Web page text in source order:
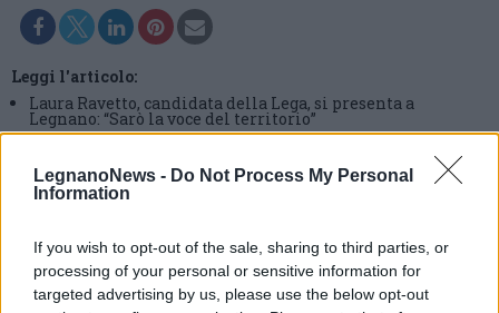
LegnanoNews - Do Not Process My Personal
Information
If you wish to opt-out of the sale, sharing to third parties, or
processing of your personal or sensitive information for
targeted advertising by us, please use the below opt-out
Leggi l'articolo:
Laura Ravetto, candidata della Lega, si presenta a
Legnano: “Sarò la voce del territorio”